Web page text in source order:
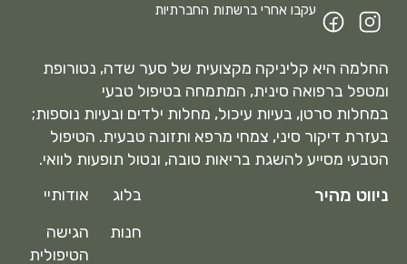
החלמה היא קליניקה מקצועית של סער שדה, נטורופת
ומטפל ברפואה סינית, המתמחה בטיפול טבעי
במחלות סרטן, בעיות עיכול, מחלות ילדים ובעיות נוספות;
בעזרת דיקור סיני, צמחי מרפא ותזונה טבעית. הטיפול
הטבעי מסייע להשגת בריאות טובה, ונטול תופעות לוואי.
ניווט מהיר
בלוג
חנות
אודותיי
הגישה
הטיפולית
עקבו אחרי ברשתות החברתיות